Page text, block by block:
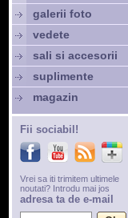
galerii foto
vedete
sali si accesorii
suplimente
magazin
Fii sociabil!
Vrei sa iti trimitem ultimele
noutati? Introdu mai jos
adresa ta de e-mail